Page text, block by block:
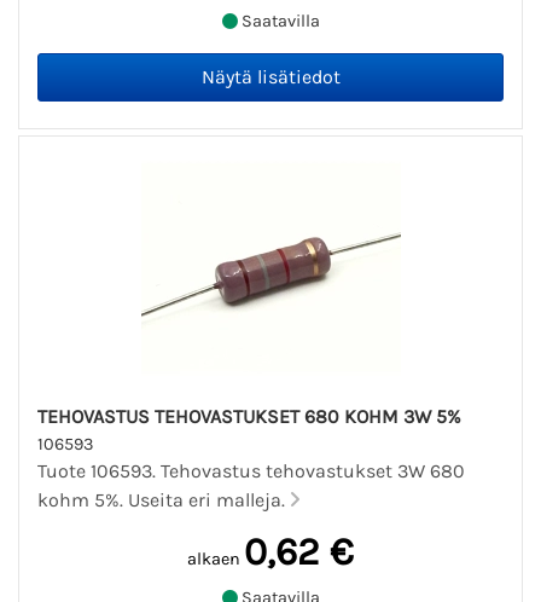
Saatavilla
TEHOVASTUS TEHOVASTUKSET 680 KOHM 3W 5%
106593
Tuote 106593. Tehovastus tehovastukset 3W 680
kohm 5%. Useita eri malleja.
alkaen 0,62 €
Saatavilla